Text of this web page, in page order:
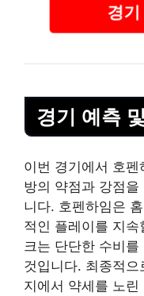
경
경기 예측
이번 경기에서 호펜
방의 약점과 강점
니다. 호펜하임은
적인 플레이를 지
크는 단단한 수비
것입니다. 최종적
지에서 약세를 노